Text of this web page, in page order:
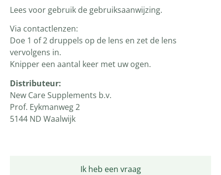
Ik heb een vraag
Lees voor gebruik de gebruiksaanwijzing.
Via contactlenzen:
Doe 1 of 2 druppels op de lens en zet de lens
vervolgens in.
Knipper een aantal keer met uw ogen.
Distributeur:
New Care Supplements b.v.
Prof. Eykmanweg 2
5144 ND Waalwijk